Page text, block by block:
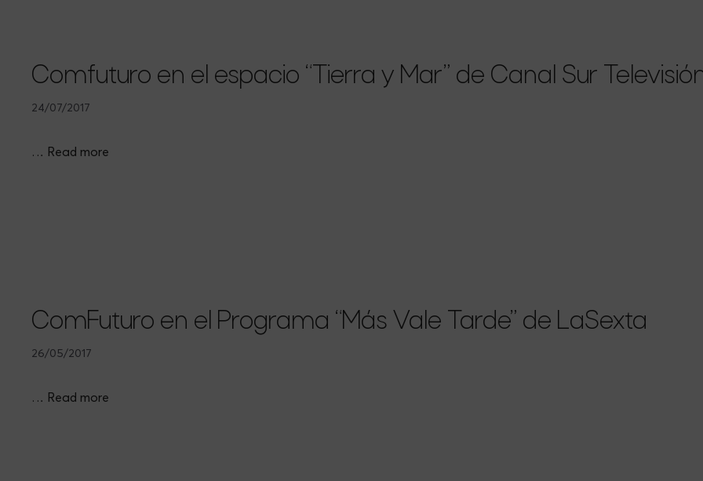
Comfuturo en el espacio “Tierra y Mar” de Canal Sur
24/07/2017
… Read more
ComFuturo en el Programa “Más Vale Tarde” de LaSexta
26/05/2017
… Read more